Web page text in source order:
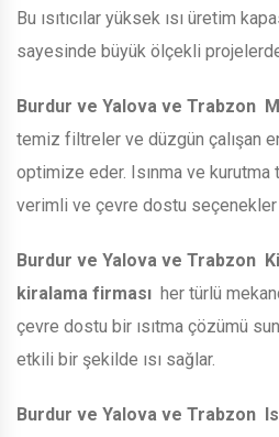
Bu ısıtıcılar yüksek ısı üretim
sayesinde büyük ölçekli
Burdur ve Yalova ve Trabzon
temiz filtreler ve düzgün çalışan
optimize eder. Isınma ve
verimli ve çevre dostu seçenekler
Burdur ve Yalova ve Trabzon
kiralama firması her türlü
çevre dostu bir ısıtma çözümü
etkili bir şekilde ısı sağlar.
Burdur ve Yalova ve Trabzon